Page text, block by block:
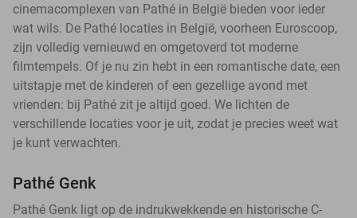
cinemacomplexen van Pathé in België bieden voor ieder
wat wils. De Pathé locaties in België, voorheen Euroscoop,
zijn volledig vernieuwd en omgetoverd tot moderne
filmtempels. Of je nu zin hebt in een romantische date, een
uitstapje met de kinderen of een gezellige avond met
vrienden: bij Pathé zit je altijd goed. We lichten de
verschillende locaties voor je uit, zodat je precies weet wat
je kunt verwachten.
Pathé Genk
Pathé Genk ligt op de indrukwekkende en historische C-